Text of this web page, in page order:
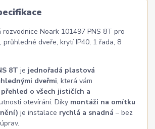
Noark 101497 PNS 8T pro
průhledné dveře, krytí IP40, 1 řada, 8
8T je jednořadá plastová
dveřmi, která vám
o všech jističích a
otevírání. Díky montáži na omítku
je instalace rychlá a snadná – bez